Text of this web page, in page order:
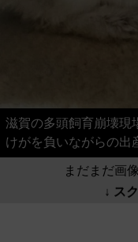
滋賀の多頭飼育崩壊現
けがを負いながらの出
まだまだ画
↓ ス